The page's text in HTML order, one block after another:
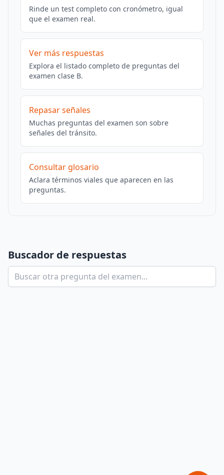
Rinde un test completo con cronómetro, igual
que el examen real.
Ver más respuestas
Explora el listado completo de preguntas del
examen clase B.
Repasar señales
Muchas preguntas del examen son sobre
señales del tránsito.
Consultar glosario
Aclara términos viales que aparecen en las
preguntas.
Buscador de respuestas